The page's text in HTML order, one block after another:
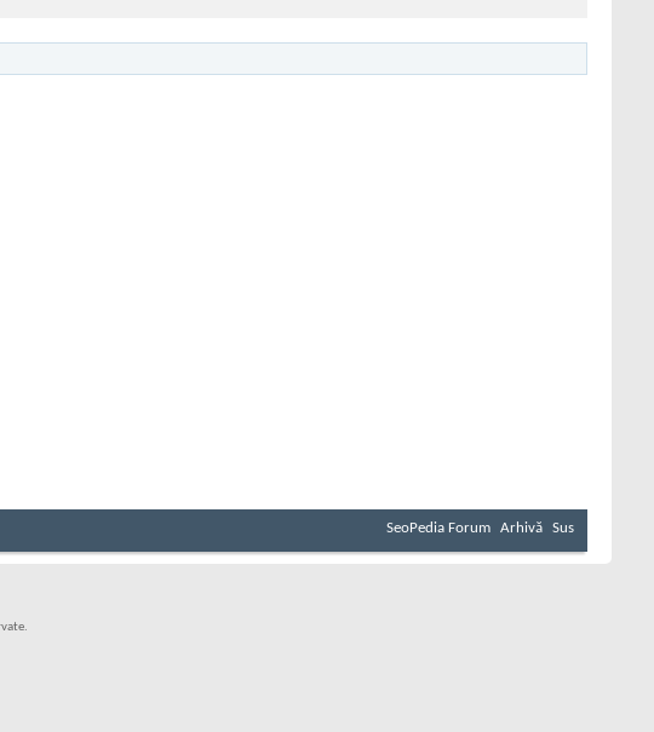
SeoPedia Forum Arhivă Sus